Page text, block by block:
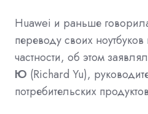
Huawei и раньше
переводу своих
частности, об этом
Ю (Richard Yu),
потребительских